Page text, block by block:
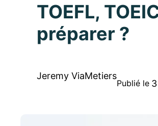
TOEFL,
préparer ?
Jeremy ViaMetiers
Publié le